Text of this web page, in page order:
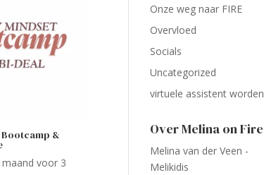
&
voor 3
Onze weg naar FIRE
Overvloed
Socials
Uncategorized
virtuele assistent worden
Over Melina on Fire
Melina van der Veen -
Melikidis